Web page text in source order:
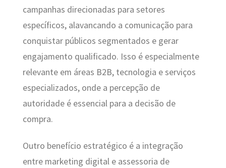
campanhas direcionadas para setores
específicos, alavancando a comunicação para
conquistar públicos segmentados e gerar
engajamento qualificado. Isso é especialmente
relevante em áreas B2B, tecnologia e serviços
especializados, onde a percepção de
autoridade é essencial para a decisão de
compra.
Outro benefício estratégico é a integração
entre marketing digital e assessoria de